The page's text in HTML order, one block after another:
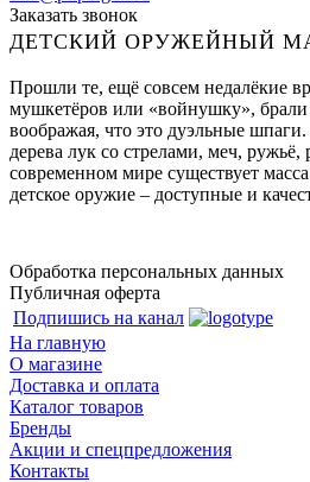
Заказать звонок
ДЕТСКИЙ ОРУЖЕЙНЫЙ
Прошли те, ещё совсем недалёкие
мушкетёров или «войнушку»,
воображая, что это дуэльные
дерева лук со стрелами, меч, ружьё,
современном мире существует
детское оружие – доступные и
Обработка персональных данных
Публичная оферта
Подпишись на канал
На главную
О магазине
Доставка и оплата
Каталог товаров
Бренды
Акции и спецпредложения
Контакты